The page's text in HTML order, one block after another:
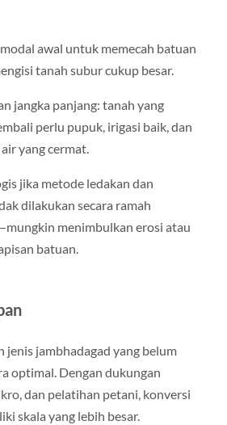
awal untuk memecah batuan
tanah subur cukup besar.
jangka panjang: tanah yang
perlu pupuk, irigasi baik, dan
yang cermat.
jika metode ledakan dan
dilakukan secara ramah
menimbulkan erosi atau
batuan.
jenis jambhadagad yang belum
optimal. Dengan dukungan
dan pelatihan petani, konversi
skala yang lebih besar.